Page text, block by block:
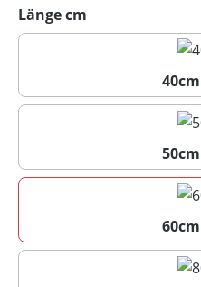
Länge cm
40cm
50cm
60cm